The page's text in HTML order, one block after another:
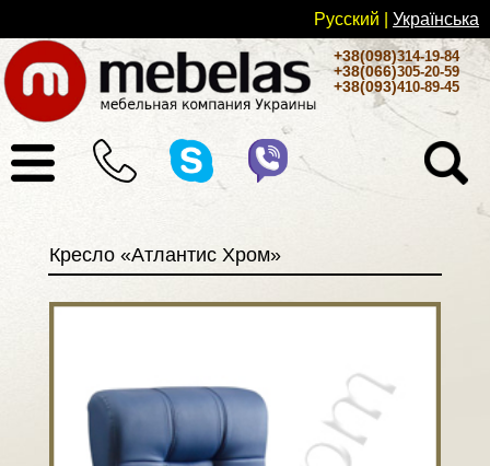
Русский Українськa
+38(098)314-19-84
+38(066)305-20-59
+38(093)410-89-45
Кресло «Атлантис Хром»